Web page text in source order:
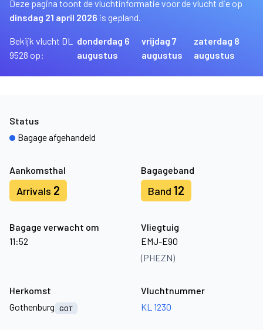
Deze pagina toont de vluchtinformatie voor de vlucht die op
dinsdag 21 april 2026 is gepland.
Bekijk vlucht DL
9528 op:
donderdag 6
augustus
vrijdag 7
augustus
zaterdag 8
augustus
Aankomsthal
Arrivals 2
Bagageband
Band 12
Bagage verwacht om
11:52
Vliegtuig
EMJ-E90
(PHEZN)
Status
Bagage afgehandeld
Herkomst
Gothenburg
GOT
Vluchtnummer
KL 1230